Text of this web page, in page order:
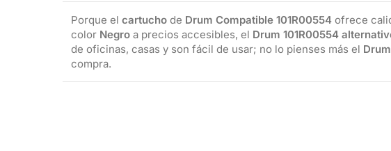
Porque el cartucho de Drum Compatible 101R00554 ofrece
color Negro a precios accesibles, el Drum 101R00554
de oficinas, casas y son fácil de usar; no lo pienses más el
compra.